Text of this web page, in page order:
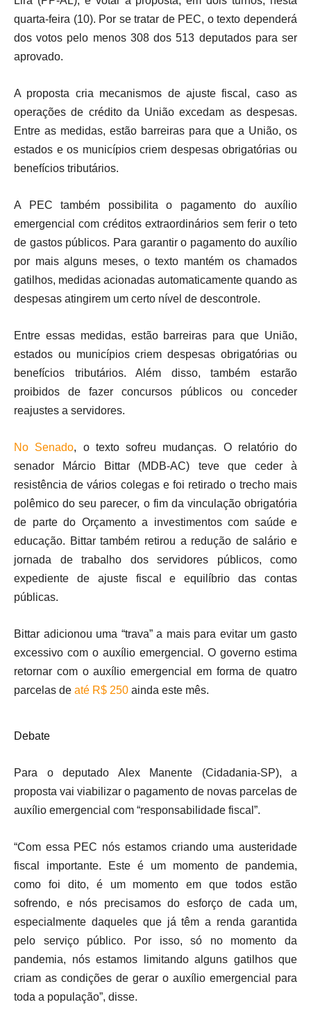
quarta-feira (10). Por se tratar de PEC, o texto dependerá
dos votos pelo menos 308 dos 513 deputados para ser
aprovado.
A proposta cria mecanismos de ajuste fiscal, caso as
operações de crédito da União excedam as despesas.
Entre as medidas, estão barreiras para que a União, os
estados e os municípios criem despesas obrigatórias ou
benefícios tributários.
A PEC também possibilita o pagamento do auxílio
emergencial com créditos extraordinários sem ferir o teto
de gastos públicos. Para garantir o pagamento do auxílio
por mais alguns meses, o texto mantém os chamados
gatilhos, medidas acionadas automaticamente quando as
despesas atingirem um certo nível de descontrole.
Entre essas medidas, estão barreiras para que União,
estados ou municípios criem despesas obrigatórias ou
benefícios tributários. Além disso, também estarão
proibidos de fazer concursos públicos ou conceder
reajustes a servidores.
No Senado, o texto sofreu mudanças. O relatório do
senador Márcio Bittar (MDB-AC) teve que ceder à
resistência de vários colegas e foi retirado o trecho mais
polêmico do seu parecer, o fim da vinculação obrigatória
de parte do Orçamento a investimentos com saúde e
educação. Bittar também retirou a redução de salário e
jornada de trabalho dos servidores públicos, como
expediente de ajuste fiscal e equilíbrio das contas
públicas.
Bittar adicionou uma “trava” a mais para evitar um gasto
excessivo com o auxílio emergencial. O governo estima
retornar com o auxílio emergencial em forma de quatro
parcelas de até R$ 250 ainda este mês.
Debate
Para o deputado Alex Manente (Cidadania-SP), a
proposta vai viabilizar o pagamento de novas parcelas de
auxílio emergencial com “responsabilidade fiscal”.
“Com essa PEC nós estamos criando uma austeridade
fiscal importante. Este é um momento de pandemia,
como foi dito, é um momento em que todos estão
sofrendo, e nós precisamos do esforço de cada um,
especialmente daqueles que já têm a renda garantida
pelo serviço público. Por isso, só no momento da
pandemia, nós estamos limitando alguns gatilhos que
criam as condições de gerar o auxílio emergencial para
toda a população”, disse.